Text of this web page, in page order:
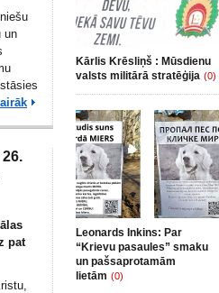
un
pat
Kārlis Krēsliņš : Mūsdienu
valsts militārā stratēģija (0)
Leonards Inkins: Par
“Krievu pasaules” smaku
un pašsaprotamām
lietām (0)